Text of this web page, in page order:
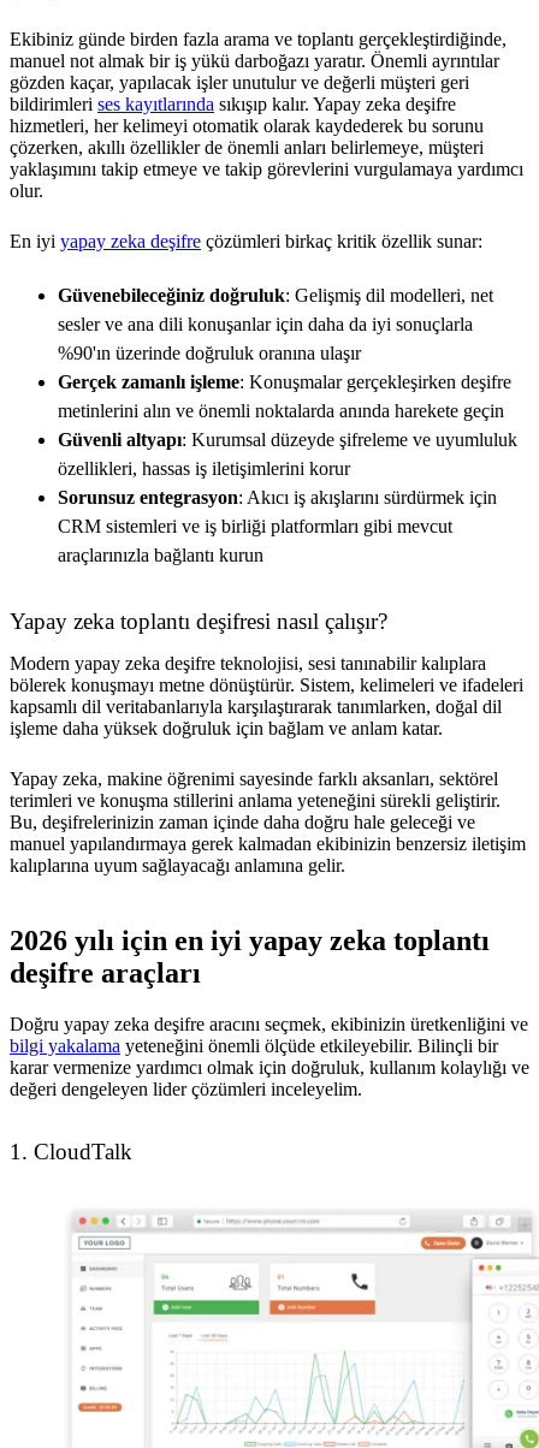
Ekibiniz günde birden fazla arama ve toplantı gerçekleştirdiğinde,
manuel not almak bir iş yükü darboğazı yaratır. Önemli ayrıntılar
gözden kaçar, yapılacak işler unutulur ve değerli müşteri geri
bildirimleri ses kayıtlarında sıkışıp kalır. Yapay zeka deşifre
hizmetleri, her kelimeyi otomatik olarak kaydederek bu sorunu
çözerken, akıllı özellikler de önemli anları belirlemeye, müşteri
yaklaşımını takip etmeye ve takip görevlerini vurgulamaya yardımcı
olur.
En iyi yapay zeka deşifre çözümleri birkaç kritik özellik sunar:
Güvenebileceğiniz doğruluk: Gelişmiş dil modelleri, net
sesler ve ana dili konuşanlar için daha da iyi sonuçlarla
%90'ın üzerinde doğruluk oranına ulaşır
Gerçek zamanlı işleme: Konuşmalar gerçekleşirken deşifre
metinlerini alın ve önemli noktalarda anında harekete geçin
Güvenli altyapı: Kurumsal düzeyde şifreleme ve uyumluluk
özellikleri, hassas iş iletişimlerini korur
Sorunsuz entegrasyon: Akıcı iş akışlarını sürdürmek için
CRM sistemleri ve iş birliği platformları gibi mevcut
araçlarınızla bağlantı kurun
Yapay zeka toplantı deşifresi nasıl çalışır?
Modern yapay zeka deşifre teknolojisi, sesi tanınabilir kalıplara
bölerek konuşmayı metne dönüştürür. Sistem, kelimeleri ve ifadeleri
kapsamlı dil veritabanlarıyla karşılaştırarak tanımlarken, doğal dil
işleme daha yüksek doğruluk için bağlam ve anlam katar.
Yapay zeka, makine öğrenimi sayesinde farklı aksanları, sektörel
terimleri ve konuşma stillerini anlama yeteneğini sürekli geliştirir.
Bu, deşifrelerinizin zaman içinde daha doğru hale geleceği ve
manuel yapılandırmaya gerek kalmadan ekibinizin benzersiz iletişim
kalıplarına uyum sağlayacağı anlamına gelir.
2026 yılı için en iyi yapay zeka toplantı
deşifre araçları
Doğru yapay zeka deşifre aracını seçmek, ekibinizin üretkenliğini ve
bilgi yakalama yeteneğini önemli ölçüde etkileyebilir. Bilinçli bir
karar vermenize yardımcı olmak için doğruluk, kullanım kolaylığı ve
değeri dengeleyen lider çözümleri inceleyelim.
1. CloudTalk